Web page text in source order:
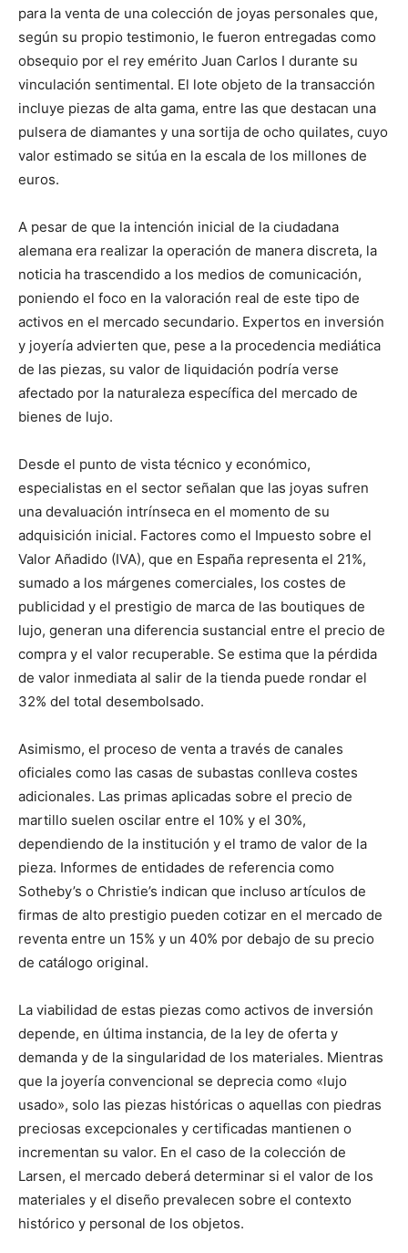
para la venta de una colección de joyas personales que,
según su propio testimonio, le fueron entregadas como
obsequio por el rey emérito Juan Carlos I durante su
vinculación sentimental. El lote objeto de la transacción
incluye piezas de alta gama, entre las que destacan una
pulsera de diamantes y una sortija de ocho quilates, cuyo
valor estimado se sitúa en la escala de los millones de
euros.
A pesar de que la intención inicial de la ciudadana
alemana era realizar la operación de manera discreta, la
noticia ha trascendido a los medios de comunicación,
poniendo el foco en la valoración real de este tipo de
activos en el mercado secundario. Expertos en inversión
y joyería advierten que, pese a la procedencia mediática
de las piezas, su valor de liquidación podría verse
afectado por la naturaleza específica del mercado de
bienes de lujo.
Desde el punto de vista técnico y económico,
especialistas en el sector señalan que las joyas sufren
una devaluación intrínseca en el momento de su
adquisición inicial. Factores como el Impuesto sobre el
Valor Añadido (IVA), que en España representa el 21%,
sumado a los márgenes comerciales, los costes de
publicidad y el prestigio de marca de las boutiques de
lujo, generan una diferencia sustancial entre el precio de
compra y el valor recuperable. Se estima que la pérdida
de valor inmediata al salir de la tienda puede rondar el
32% del total desembolsado.
Asimismo, el proceso de venta a través de canales
oficiales como las casas de subastas conlleva costes
adicionales. Las primas aplicadas sobre el precio de
martillo suelen oscilar entre el 10% y el 30%,
dependiendo de la institución y el tramo de valor de la
pieza. Informes de entidades de referencia como
Sotheby’s o Christie’s indican que incluso artículos de
firmas de alto prestigio pueden cotizar en el mercado de
reventa entre un 15% y un 40% por debajo de su precio
de catálogo original.
La viabilidad de estas piezas como activos de inversión
depende, en última instancia, de la ley de oferta y
demanda y de la singularidad de los materiales. Mientras
que la joyería convencional se deprecia como «lujo
usado», solo las piezas históricas o aquellas con piedras
preciosas excepcionales y certificadas mantienen o
incrementan su valor. En el caso de la colección de
Larsen, el mercado deberá determinar si el valor de los
materiales y el diseño prevalecen sobre el contexto
histórico y personal de los objetos.